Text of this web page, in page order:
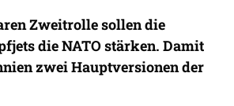
Zweitrolle sollen die
die NATO stärken. Damit
zwei Hauptversionen der